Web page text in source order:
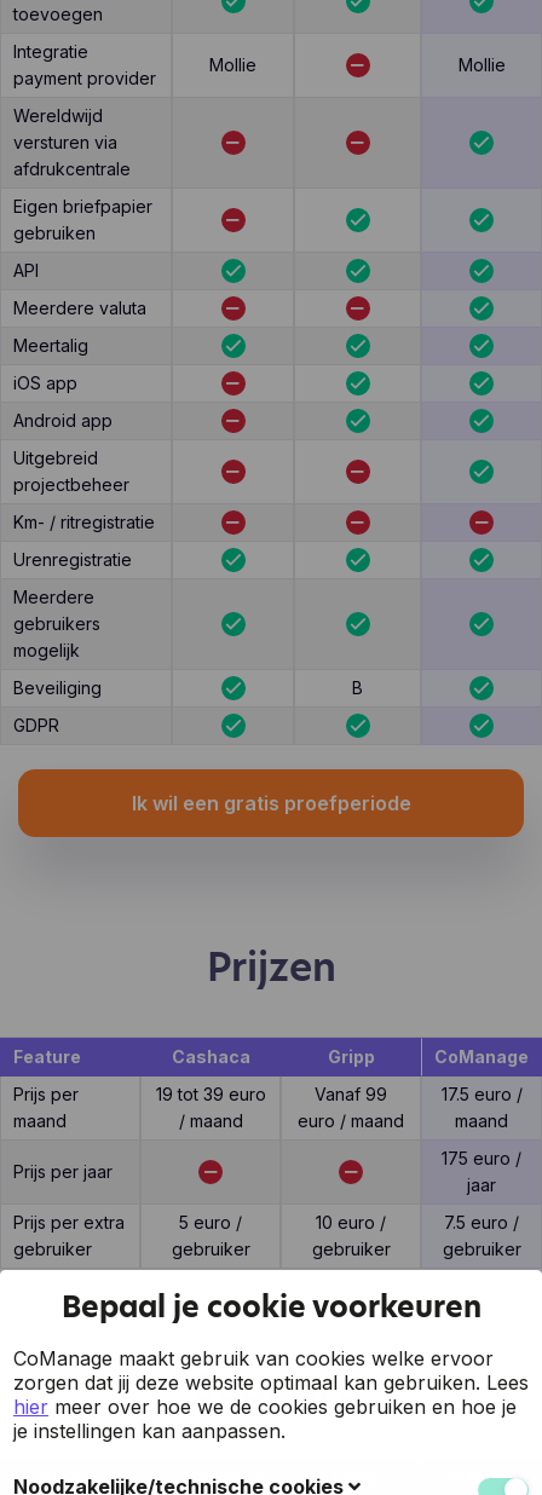
toevoegen
Integratie
payment provider
Mollie Mollie
Wereldwijd
versturen via
afdrukcentrale
Eigen briefpapier
gebruiken
API
Meerdere valuta
Meertalig
iOS app
Android app
Uitgebreid
projectbeheer
Km- / ritregistratie
Urenregistratie
Meerdere
gebruikers
mogelijk
Beveiliging
B
GDPR
Ik wil een gratis proefperiode
Prijzen
Feature Cashaca Gripp
CoManage
Prijs per
maand
19 tot 39 euro
/ maand
Vanaf 99
euro / maand
17.5 euro /
maand
Prijs per jaar
175 euro /
jaar
Prijs per extra
gebruiker
5 euro /
gebruiker
10 euro /
gebruiker
7.5 euro /
gebruiker
Support
Feature Cashaca CoManage
Bepaal je cookie voorkeuren
CoManage maakt gebruik van cookies welke ervoor
zorgen dat jij deze website optimaal kan gebruiken. Lees
hier meer over hoe we de cookies gebruiken en hoe je
je instellingen kan aanpassen.
Noodzakelijke/technische cookies